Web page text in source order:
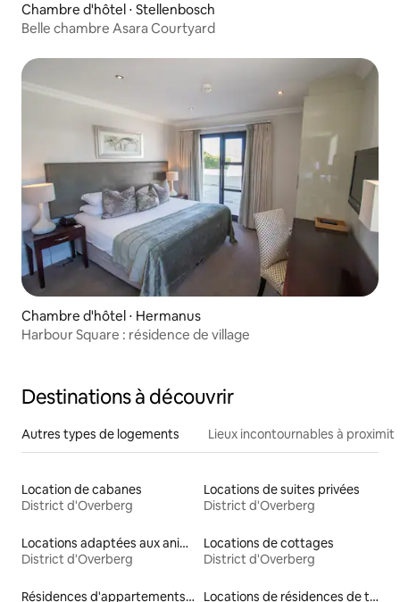
Chambre d'hôtel ⋅ Stellenbosch
Belle chambre Asara Courtyard
Chambre d'hôtel ⋅ Hermanus
Harbour Square : résidence de village
Destinations à découvrir
Autres types de logements Lieux incontournables à
Location de cabanes
District d'Overberg
Locations de suites privées
District d'Overberg
Locations adaptées aux animaux
District d'Overberg
Locations de cottages
District d'Overberg
Résidences d'appartements en location Locations de résidences de tourisme